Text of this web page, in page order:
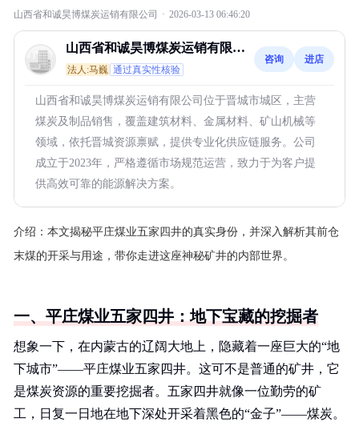
山西省和诚昊博煤炭运销有限公司 · 2026-03-13 06:46:20
山西省和诚昊博煤炭运销有限公
司
法人:马巍 通过真实性核验
咨询 进店
山西省和诚昊博煤炭运销有限公司位于晋城市城区，主营
煤炭及制品销售，覆盖建筑材料、金属材料、矿山机械等
领域，依托晋城资源禀赋，提供专业化供应链服务。公司
成立于2023年，严格遵循市场规范运营，致力于为客户提
供高效可靠的能源解决方案。
介绍： 本文揭秘平庄煤业五家四井的真实身份，并深入解析其前仓
末煤的开采与用途，带你走进这座神秘矿井的内部世界。
一、平庄煤业五家四井：地下宝藏的挖掘者
想象一下，在内蒙古的辽阔大地上，隐藏着一座巨大的“地
下城市”——平庄煤业五家四井。这可不是普通的矿井，它
是煤炭资源的重要挖掘者。五家四井就像一位勤劳的矿
工，日复一日地在地下深处开采着黑色的“金子”——煤炭。